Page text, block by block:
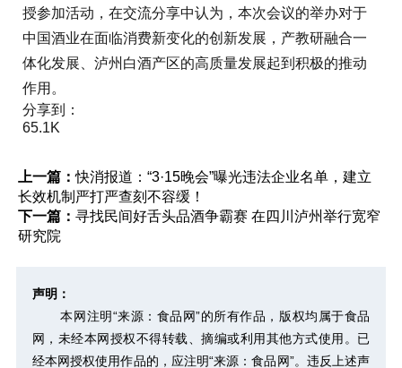
授参加活动，在交流分享中认为，本次会议的举办对于
中国酒业在面临消费新变化的创新发展，产教研融合一
体化发展、泸州白酒产区的高质量发展起到积极的推动
作用。
分享到：
65.1K
上一篇：快消报道：“3·15晚会”曝光违法企业名单，建立
长效机制严打严查刻不容缓！
下一篇： 寻找民间好舌头品酒争霸赛 在四川泸州举行宽窄
研究院
声明：
本网注明“来源：食品网”的所有作品，版权均属于食品
网，未经本网授权不得转载、摘编或利用其他方式使用。已
经本网授权使用作品的，应注明“来源：食品网”。违反上述声